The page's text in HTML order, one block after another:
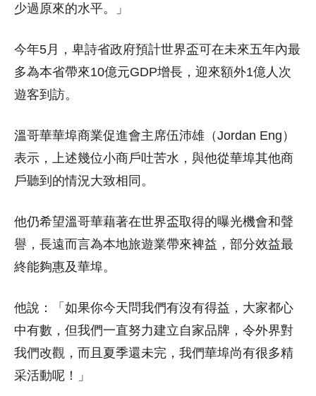
少過原來的水平。」
今年5月，卑詩省政府預計世界盃可在未來五年內最
多為本省帶來10億元GDP增長，迎來額外1億人次
遊客到訪。
溫哥華華埠商業促進會主席伍沛雄（Jordan Eng）
表示，上述幾位小商戶吐苦水，與他從華埠其他商
戶聽到的情況大致相同。
他仍希望溫哥華藉著在世界盃取得的曝光機會和聲
譽，長遠而言為本地旅遊業帶來裨益，部分效益最
終能夠惠及華埠。
他說：「如果你今天問我們有沒有得益，大家都心
中有數，但我們一直努力建立自家品牌，令外界對
我們改觀，而且夏季還未完，我們華埠尚有很多精
采活動呢！」